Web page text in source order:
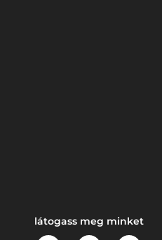
látogass meg minket